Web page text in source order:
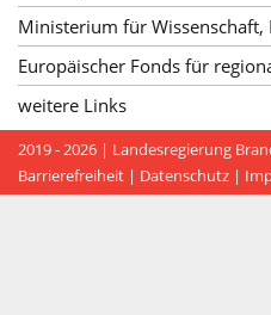
Ministerium für
Europäischer Fonds für
weitere Links
2019 - 2026 | Landesregierung
Barrierefreiheit | Datenschutz |